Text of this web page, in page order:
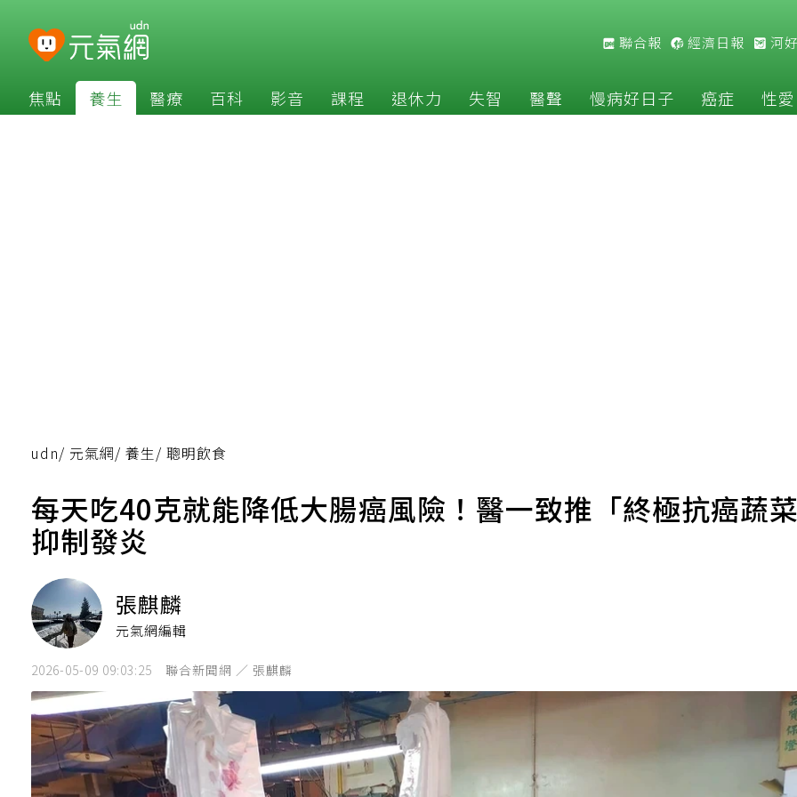
聯合報 經濟日報 河
焦點 養生 醫療 百科 影音 課程 退休力 失智 醫聲 慢病好日子 癌症 性愛
udn/ 元氣網/ 養生/ 聰明飲食
每天吃40克就能降低大腸癌風險！醫一致推「終極抗癌蔬
抑制發炎
張麒麟
元氣網編輯
2026-05-09 09:03:25 聯合新聞網 ／ 張麒麟